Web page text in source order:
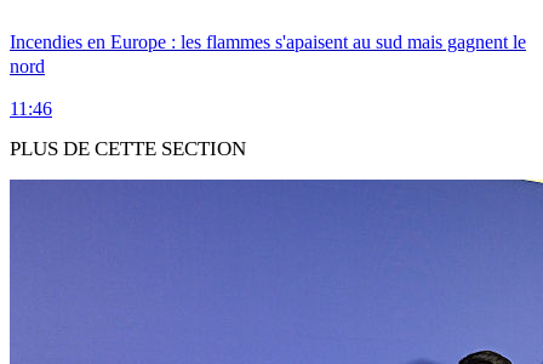
Incendies en Europe : les flammes s'apaisent au sud mais gagnent le
nord
11:46
PLUS DE CETTE SECTION